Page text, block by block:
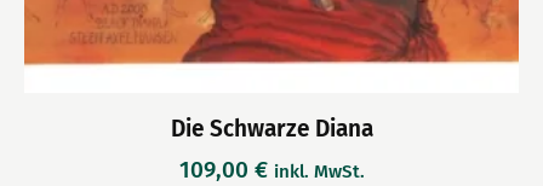
Die Schwarze Diana
109,00 € inkl. MwSt.